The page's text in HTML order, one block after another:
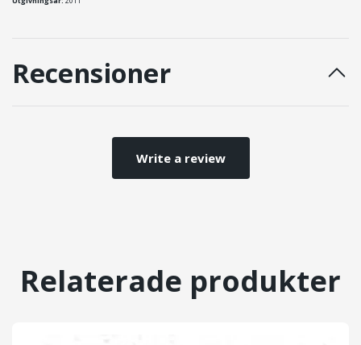
Recensioner
Write a review
Relaterade produkter